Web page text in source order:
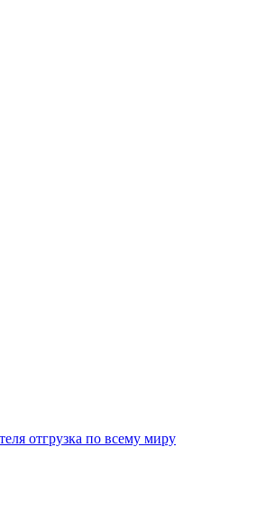
отгрузка по всему миру